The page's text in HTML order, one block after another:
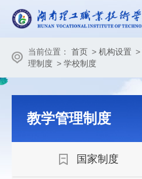
当前位置： 首页 > 机构设置 >
理制度 > 学校制度
教学管理制度
国家制度